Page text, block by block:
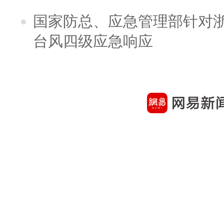
国家防总、应急管理部针对
台风四级应急响应